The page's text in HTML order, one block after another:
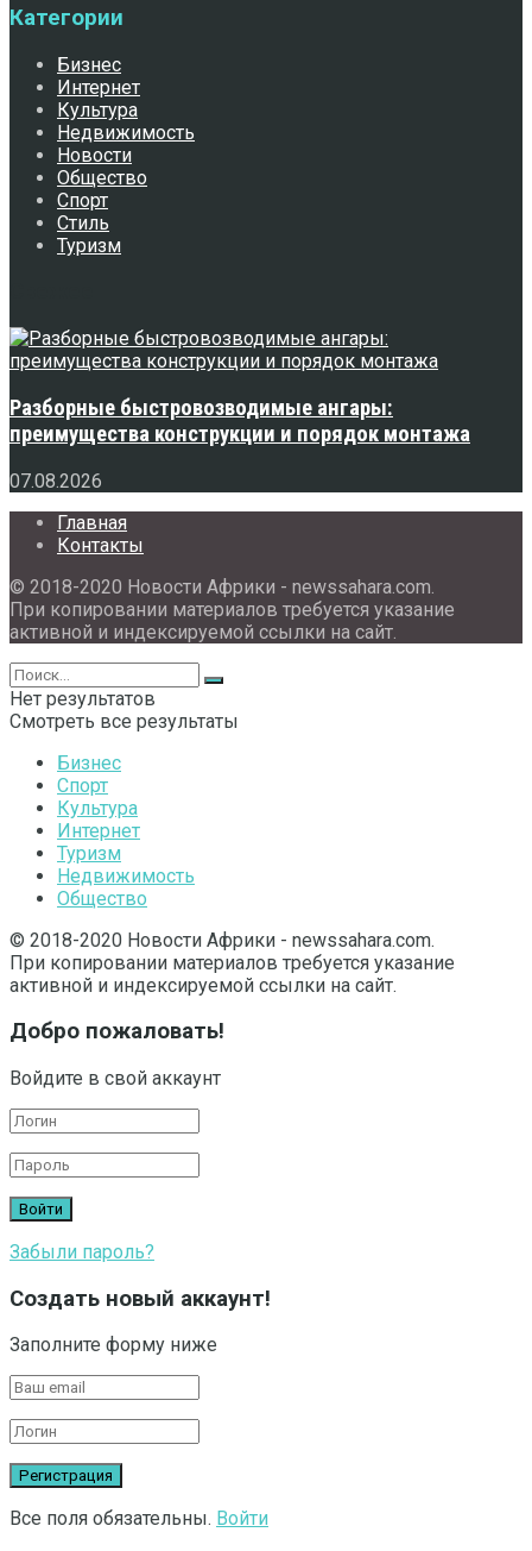
Категории
Бизнес
Интернет
Культура
Недвижимость
Новости
Общество
Спорт
Стиль
Туризм
Разборные быстровозводимые ангары:
преимущества конструкции и порядок монтажа
07.08.2026
Главная
Контакты
© 2018-2020 Новости Африки - newssahara.com.
При копировании материалов требуется указание
активной и индексируемой ссылки на сайт.
Нет результатов
Смотреть все результаты
Бизнес
Спорт
Культура
Интернет
Туризм
Недвижимость
Общество
© 2018-2020 Новости Африки - newssahara.com.
При копировании материалов требуется указание
активной и индексируемой ссылки на сайт.
Добро пожаловать!
Войдите в свой аккаунт
Забыли пароль?
Создать новый аккаунт!
Заполните форму ниже
Все поля обязательны. Войти